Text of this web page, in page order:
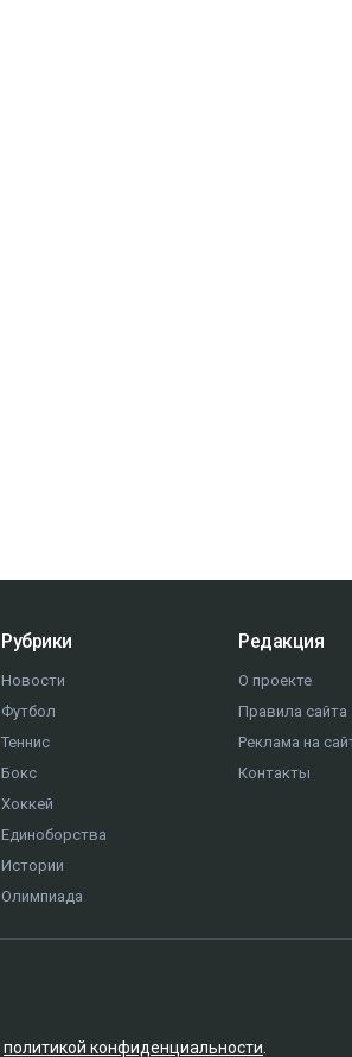
Рубрики
Новости
Футбол
Теннис
Бокс
Хоккей
Единоборства
Истории
Олимпиада
Редакция
О проекте
Правила сайта
Реклама на
Контакты
политикой конфиденциальности